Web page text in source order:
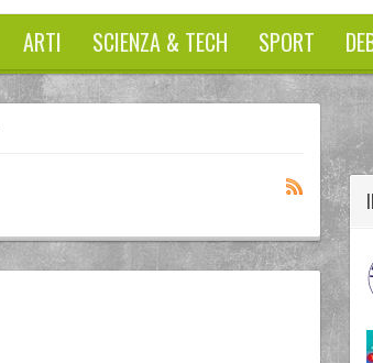
ARTI SCIENZA & TECH SPORT